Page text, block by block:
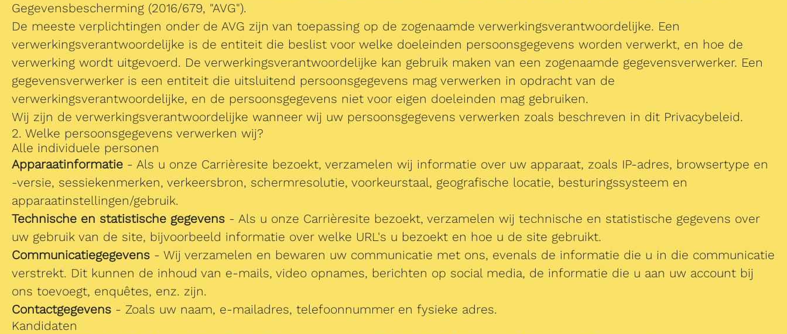
Gegevensbescherming (2016/679, "AVG").
De meeste verplichtingen onder de AVG zijn van toepassing op de zogenaamde verwerkingsverantwoordelijke. Een
verwerkingsverantwoordelijke is de entiteit die beslist voor welke doeleinden persoonsgegevens worden verwerkt, en hoe de
verwerking wordt uitgevoerd. De verwerkingsverantwoordelijke kan gebruik maken van een zogenaamde gegevensverwerker. Een
gegevensverwerker is een entiteit die uitsluitend persoonsgegevens mag verwerken in opdracht van de
verwerkingsverantwoordelijke, en de persoonsgegevens niet voor eigen doeleinden mag gebruiken.
Wij zijn de verwerkingsverantwoordelijke wanneer wij uw persoonsgegevens verwerken zoals beschreven in dit Privacybeleid.
2. Welke persoonsgegevens verwerken wij?
Alle individuele personen
Apparaatinformatie - Als u onze Carrièresite bezoekt, verzamelen wij informatie over uw apparaat, zoals IP-adres, browsertype en
-versie, sessiekenmerken, verkeersbron, schermresolutie, voorkeurstaal, geografische locatie, besturingssysteem en
apparaatinstellingen/gebruik.
Technische en statistische gegevens - Als u onze Carrièresite bezoekt, verzamelen wij technische en statistische gegevens over
uw gebruik van de site, bijvoorbeeld informatie over welke URL's u bezoekt en hoe u de site gebruikt.
Communicatiegegevens - Wij verzamelen en bewaren uw communicatie met ons, evenals de informatie die u in die communicatie
verstrekt. Dit kunnen de inhoud van e-mails, video opnames, berichten op social media, de informatie die u aan uw account bij
ons toevoegt, enquêtes, enz. zijn.
Contactgegevens - Zoals uw naam, e-mailadres, telefoonnummer en fysieke adres.
Kandidaten